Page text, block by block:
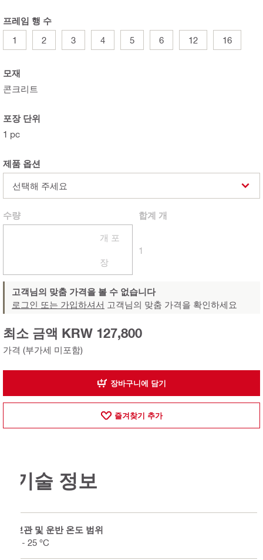
프레임 행 수
1
2 3 4 5 6 12 16
모재
콘크리트
포장 단위
1 pc
제품 옵션
선택해 주세요
수량
개 포
장
합계 개
1
고객님의 맞춤 가격을 볼 수 없습니다
로그인 또는 가입하셔서 고객님의 맞춤 가격을 확인하세요
가격 (부가세 미포함)
최소 금액 KRW 127,800
장바구니에 담기
즐겨찾기 추가
기술 정보
보관 및 운반 온도 범위
5 - 25 °C